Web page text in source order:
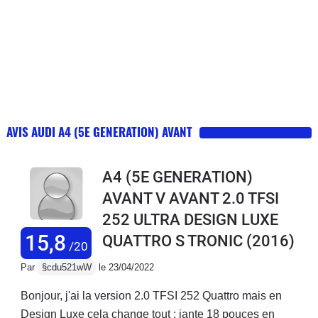
AVIS AUDI A4 (5E GENERATION) AVANT
15,8 /20
A4 (5E GENERATION)
AVANT V AVANT 2.0 TFSI
252 ULTRA DESIGN LUXE
QUATTRO S TRONIC (2016)
Par §cdu521wW le 23/04/2022
Bonjour, j'ai la version 2.0 TFSI 252 Quattro mais en
Design Luxe cela change tout : jante 18 pouces en